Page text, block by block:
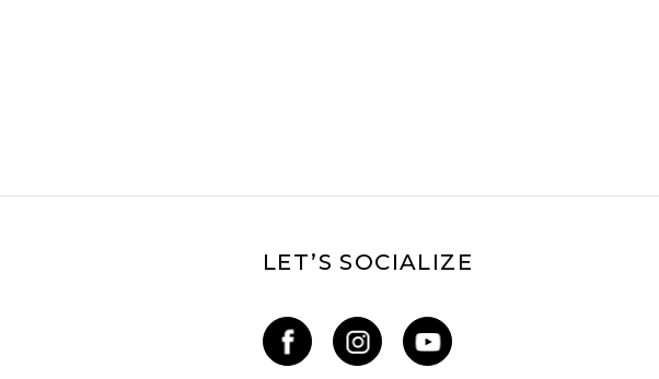
LET’S SOCIALIZE